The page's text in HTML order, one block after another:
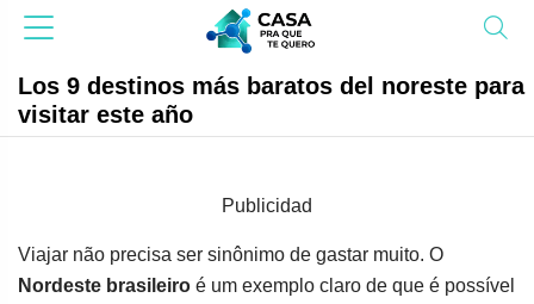
Los 9 destinos más baratos del noreste para
visitar este año
Publicidad
Viajar não precisa ser sinônimo de gastar muito. O
Nordeste brasileiro é um exemplo claro de que é possível